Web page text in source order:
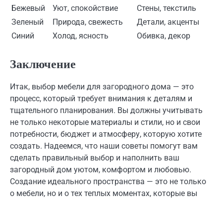
Бежевый
Уют, спокойствие
Стены, текстиль
Зеленый
Природа, свежесть
Детали, акценты
Синий
Холод, ясность Обивка, декор
Заключение
Итак, выбор мебели для загородного дома — это
процесс, который требует внимания к деталям и
тщательного планирования. Вы должны учитывать
не только некоторые материалы и стили, но и свои
потребности, бюджет и атмосферу, которую хотите
создать. Надеемся, что наши советы помогут вам
сделать правильный выбор и наполнить ваш
загородный дом уютом, комфортом и любовью.
Создание идеального пространства — это не только
о мебели, но и о тех теплых моментах, которые вы